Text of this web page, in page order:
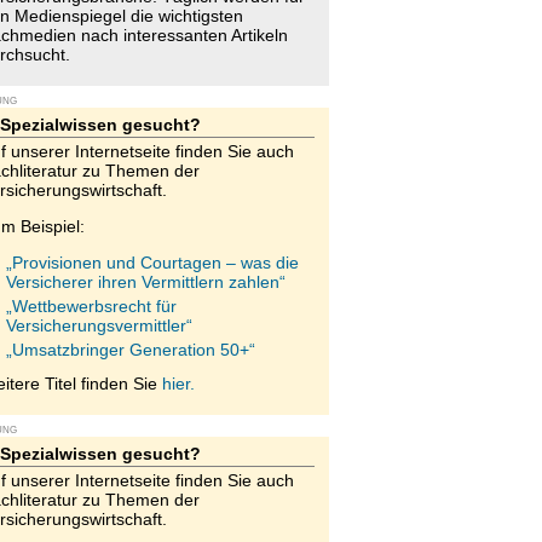
Medienspiegel die wichtigsten
nach interessanten Artikeln
Spezialwissen gesucht?
unserer Internetseite finden Sie auch
zu Themen der
Beispiel:
„Provisionen und Courtagen – was die
Versicherer ihren Vermittlern zahlen“
„Wettbewerbsrecht für
Versicherungsvermittler“
„Umsatzbringer Generation 50+“
Titel finden Sie hier.
Spezialwissen gesucht?
unserer Internetseite finden Sie auch
zu Themen der